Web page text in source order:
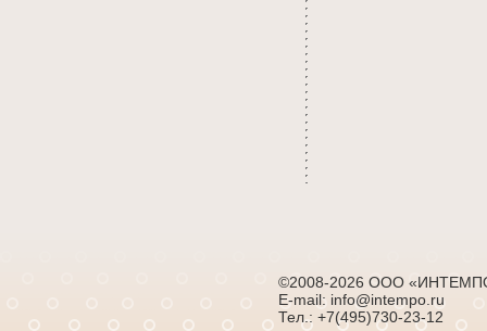
©2008-2026 ООО
E-mail: info@intempo.ru
Тел.: +7(495)730-23-12